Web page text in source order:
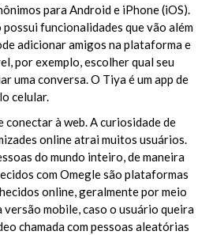
para Android e iPhone (iOS).
funcionalidades que vão além
adicionar amigos na plataforma e
por exemplo, escolher qual seu
conversa. O Tiya é um app de
celular.
conectar à web. A curiosidade de
online atrai muitos usuários.
do mundo inteiro, de maneira
com Omegle são plataformas
online, geralmente por meio
versão mobile, caso o usuário queira
chamada com pessoas aleatórias